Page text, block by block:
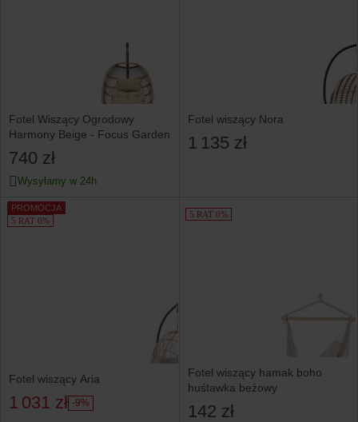
Fotel Wiszący Ogrodowy
Harmony Beige - Focus Garden
740 zł
Wysyłamy w 24h
Fotel wiszący Nora
1 135 zł
PROMOCJA
5 RAT 0%
Fotel wiszący Aria
1 031 zł -9%
5 RAT 0%
Fotel wiszący hamak boho
huśtawka beżowy
142 zł